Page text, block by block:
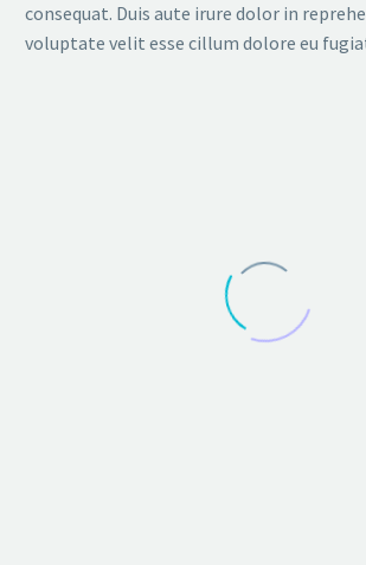
consequat. Duis aute irure dolor in
voluptate velit esse cillum dolore eu